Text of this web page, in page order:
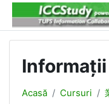
Sari la conţinutul
Acasă Cursuri